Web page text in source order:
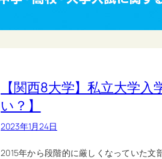
【関西8大学】私立大学
い？】
2023年1月24日
2015年から段階的に厳しくなっていた